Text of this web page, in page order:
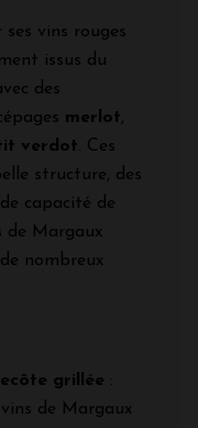
vins rouges
issus du
des
merlot,
verdot. Ces
structure, des
capacité de
de Margaux
nombreux
grillée :
de Margaux